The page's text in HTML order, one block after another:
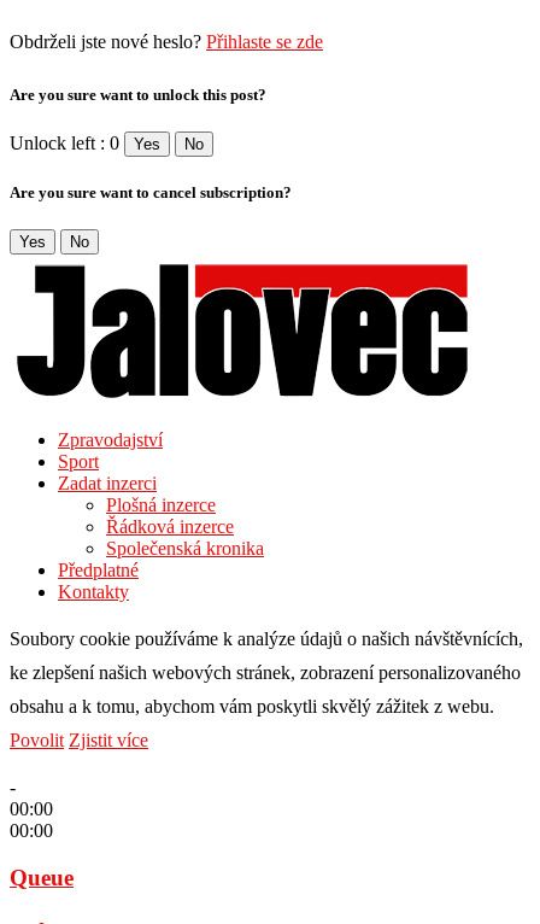
Obdrželi jste nové heslo? Přihlaste se zde
Are you sure want to unlock this post?
Unlock left : 0 Yes No
Are you sure want to cancel subscription?
Yes No
Zpravodajství
Sport
Zadat inzerci
Plošná inzerce
Řádková inzerce
Společenská kronika
Předplatné
Kontakty
Soubory cookie používáme k analýze údajů o našich návštěvnících,
ke zlepšení našich webových stránek, zobrazení personalizovaného
obsahu a k tomu, abychom vám poskytli skvělý zážitek z webu.
Povolit Zjistit více
-
00:00
00:00
Queue